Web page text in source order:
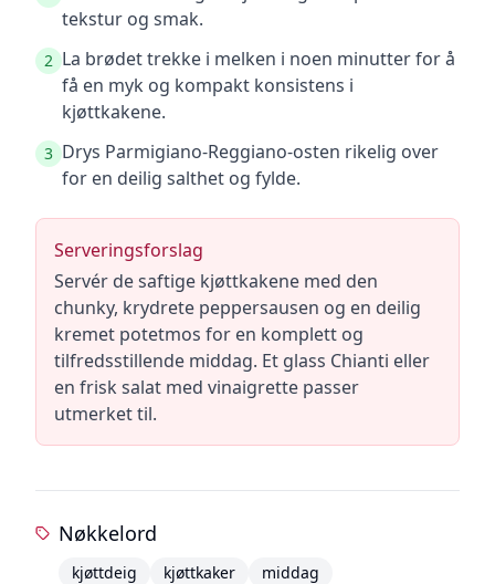
tekstur og smak.
2 La brødet trekke i melken i noen minutter for å
få en myk og kompakt konsistens i
kjøttkakene.
3 Drys Parmigiano-Reggiano-osten rikelig over
for en deilig salthet og fylde.
Serveringsforslag
Servér de saftige kjøttkakene med den
chunky, krydrete peppersausen og en deilig
kremet potetmos for en komplett og
tilfredsstillende middag. Et glass Chianti eller
en frisk salat med vinaigrette passer
utmerket til.
Nøkkelord
kjøttdeig kjøttkaker
middag